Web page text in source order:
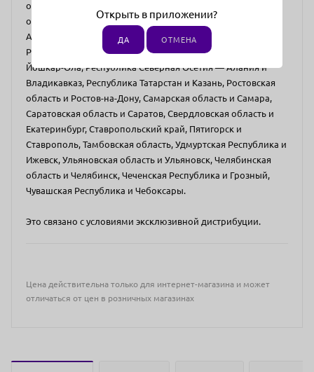
область и Оренбург, Орловская область, Пензенская
область и Пенза, Пермский край и Пермь, Республика
Адыгея и Майкоп, Республика Башкортостан и Уфа,
Республика Крым и Севастополь, Республика Марий Эл и
Йошкар-Ола, Республика Северная Осетия — Алания и
Владикавказ, Республика Татарстан и Казань, Ростовская
область и Ростов-на-Дону, Самарская область и Самара,
Саратовская область и Саратов, Свердловская область и
Екатеринбург, Ставропольский край, Пятигорск и
Ставрополь, Тамбовская область, Удмуртская Республика и
Ижевск, Ульяновская область и Ульяновск, Челябинская
область и Челябинск, Чеченская Республика и Грозный,
Чувашская Республика и Чебоксары.
Это связано с условиями эксклюзивной дистрибуции.
Цена действительна только для интернет-магазина и может
отличаться от цен в розничных магазинах
Открыть в приложении?
ДА ОТМЕНА